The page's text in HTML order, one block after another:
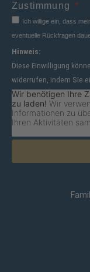
Zustimmung
Ich willige ein, dass
eventuelle Rückfragen
Hinweis:
Diese Einwilligung
widerrufen, indem Sie
Wir benötigen Ihre
zu laden! Wir
Informationen zu
Ihren Aktivitäten